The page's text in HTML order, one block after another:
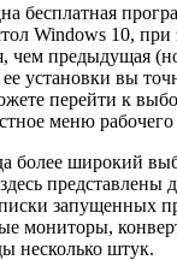
бесплатная
Windows 10, при
чем предыдущая
установки вы
перейти к
меню рабочего
более широкий
представлены
запущенных
мониторы,
несколько штук.